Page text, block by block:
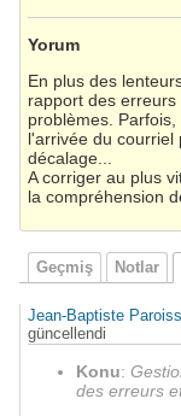
Yorum
En plus des
rapport des
problèmes.
l'arrivée du courriel
décalage...
A corriger au plus
la compréhension
Geçmiş Notlar
Jean-Baptiste
güncellendi
Konu:
des erreurs